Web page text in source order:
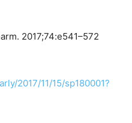
2017;74:e541–572
2017/11/15/sp180001?